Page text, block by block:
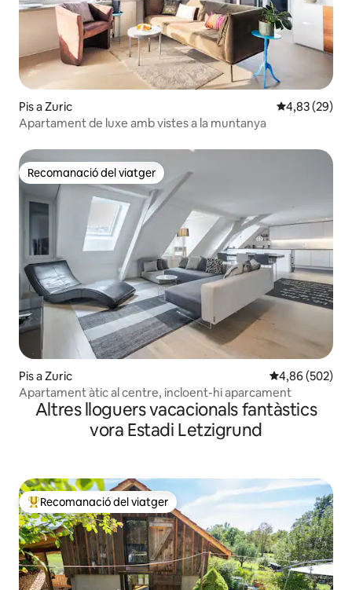
Pis a Zuric 4,83 de
4,83 (29)
Apartament de luxe amb vistes a la muntanya
Recomanació del viatger
Recomanació del viatger
Pis a Zuric 4,86 de
4,86 (502)
Apartament àtic al centre, incloent-hi aparcament
Altres lloguers vacacionals fantàstics
vora Estadi Letzigrund
Principals recomanacions dels viatgers
Recomanació del viatger